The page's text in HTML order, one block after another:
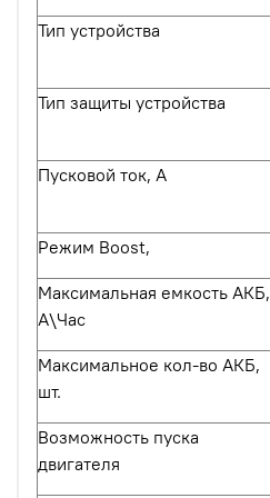
Тип устройства
Тип защиты устройства
Пусковой ток, А
Режим Boost,
Максимальная емкость АКБ,
А\Час
Максимальное кол-во АКБ,
шт.
Возможность пуска
двигателя